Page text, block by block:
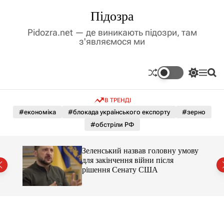
у
Підозра
Pidozra.net — де виникають підозри, там
з'являємося ми
П
м
к
М П
В ТРЕНДІ
#економіка #блокада українського експорту
#зерно
#обстріли РФ
Зеленський назвав головну умову
для закінчення війни після
рішення Сенату США